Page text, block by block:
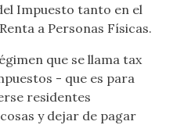
Impuesto tanto en el
a Personas Físicas.
que se llama tax
- que es para
residentes
y dejar de pagar